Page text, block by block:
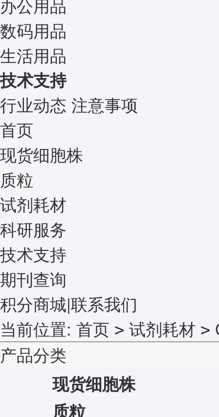
办公用品
数码用品
生活用品
技术支持
行业动态 注意事项
首页
现货细胞株
质粒
试剂耗材
科研服务
技术支持
期刊查询
积分商城|联系我们
当前位置: 首页 > 试剂耗材 >
产品分类
现货细胞株
质粒